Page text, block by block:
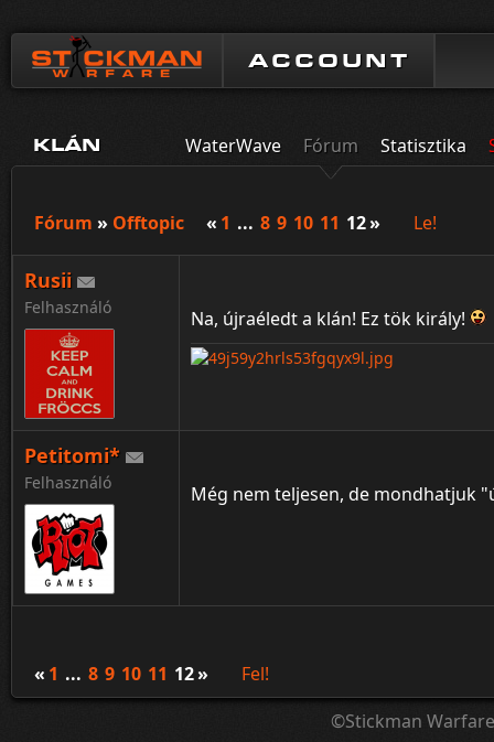
ACCOUNT
KLÁN WaterWave Fórum Statisztika
Fórum » Offtopic « 1 ... 8 9 10 11 12» Le!
Rusii
Felhasználó Na, újraéledt a klán! Ez tök király!
Petitomi*
Felhasználó Még nem teljesen, de mondhatjuk
« 1 ... 8 9 10 11 12»
Fel!
©Stickman Warfare